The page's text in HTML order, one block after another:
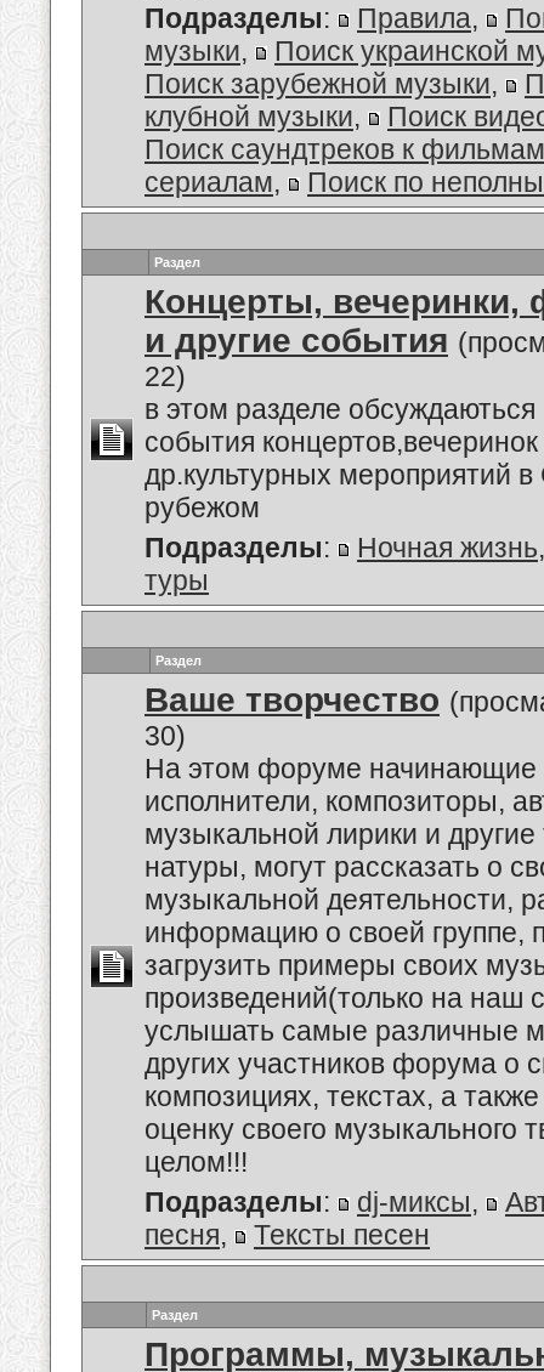
Подразделы: Правила,
музыки,
Поиск украинской
Поиск зарубежной музыки,
клубной музыки,
Поиск
Поиск саундтреков к
сериалам, Поиск по
Раздел
Концерты, вечеринки,
и другие события
22)
в этом разделе
события
др.культурных мероприятий
рубежом
Подразделы: Ночная жизнь
туры
Раздел
Ваше творчество
30)
На этом форуме начинающие
исполнители, композиторы,
музыкальной лирики и другие
натуры, могут рассказать о
музыкальной деятельности,
информацию о своей группе,
загрузить примеры своих
произведений(только на наш
услышать самые различные
других участников форума о
композициях, текстах, а
оценку своего музыкального
целом!!!
Подразделы: dj-миксы,
песня, Тексты песен
Раздел
Программы,